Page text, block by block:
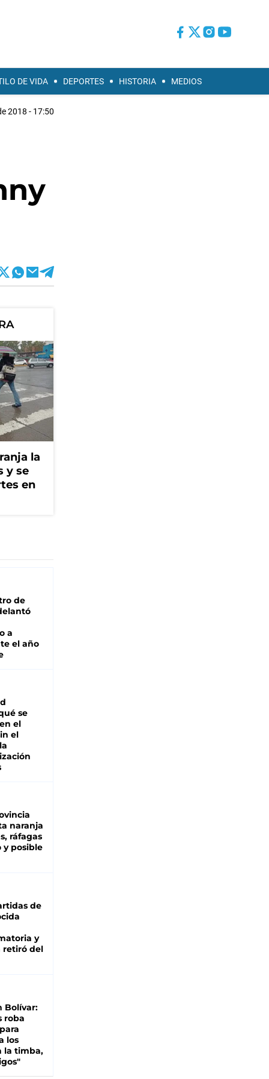
DE VIDA DEPORTES HISTORIA MEDIOS
2018 - 17:50
la
y se
en
de
a
el año
se
el
el
naranja
ráfagas
y posible
de
y
retiró del
Bolívar:
roba
los
la timba,